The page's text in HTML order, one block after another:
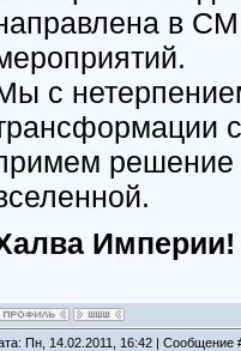
в
с
решение
Империи!
Пн, 14.02.2011, 16:42 | Сообщение